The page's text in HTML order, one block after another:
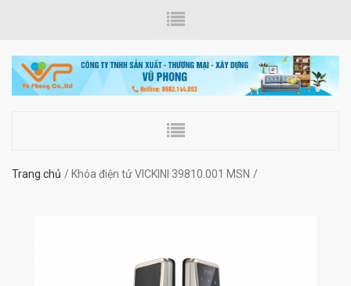
Trang chủ Khóa điện tử VICKINI 39810.001 MSN